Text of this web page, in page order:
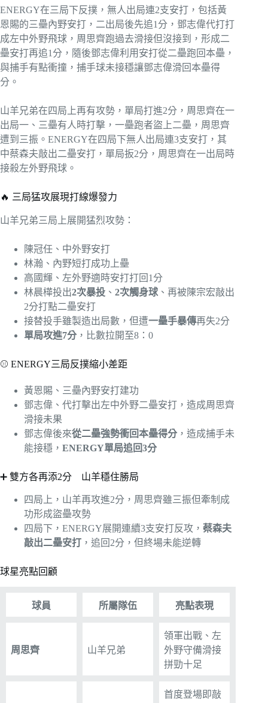
ENERGY在三局下反撲，無人出局連2支安打，包括黃
恩賜的三壘內野安打，二出局後先追1分，鄧志偉代打打
成左中外野飛球，周思齊跑過去滑接但沒接到，形成二
壘安打再追1分，隨後鄧志偉利用安打從二壘跑回本壘，
與捕手有點衝撞，捕手球未接穩讓鄧志偉滑回本壘得
分。
山羊兄弟在四局上再有攻勢，單局打進2分，周思齊在一
出局一、三壘有人時打擊，一壘跑者盜上二壘，周思齊
遭到三振。ENERGY在四局下無人出局連3支安打，其
中蔡森夫敲出二壘安打，單局扳2分，周思齊在一出局時
接殺左外野飛球。
🔥 三局猛攻展現打線爆發力
山羊兄弟三局上展開猛烈攻勢：
陳冠任、中外野安打
林瀚、內野短打成功上壘
高國輝、左外野適時安打打回1分
林晨樺投出2次暴投 、 2次觸身球 、再被陳宗宏敲出
2分打點二壘安打
接替投手雖製造出局數，但遭一壘手暴傳再失2分
單局攻進7分 ，比數拉開至8：0
⚾ ENERGY三局反撲縮小差距
黃恩賜、三壘內野安打建功
鄧志偉、代打擊出左中外野二壘安打，造成周思齊
滑接未果
鄧志偉後來從二壘強勢衝回本壘得分 ，造成捕手未
能接穩， ENERGY單局追回3分
➕ 雙方各再添2分 山羊穩住勝局
四局上，山羊再攻進2分，周思齊雖三振但牽制成
功形成盜壘攻勢
四局下，ENERGY展開連續3支安打反攻， 蔡森夫
敲出二壘安打 ，追回2分，但終場未能逆轉
球星亮點回顧
球員 所屬隊伍 亮點表現
周思齊 山羊兄弟
領軍出戰、左
外野守備滑接
拼勁十足
首度登場即敲